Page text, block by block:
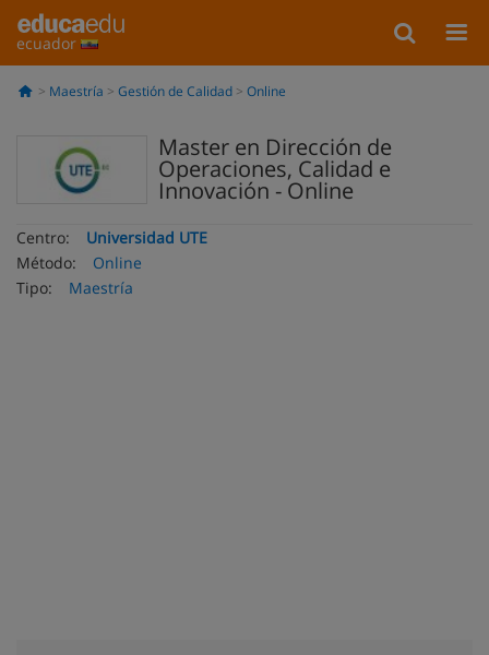
ecuador
Maestría Gestión de Calidad Online
Master en Dirección de
Operaciones, Calidad e
Innovación - Online
Centro:
Universidad UTE
Método:
Online
Tipo:
Maestría